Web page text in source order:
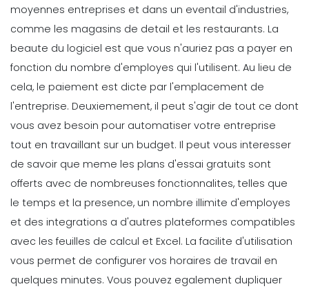
moyennes entreprises et dans un eventail d'industries,
comme les magasins de detail et les restaurants. La
beaute du logiciel est que vous n'auriez pas a payer en
fonction du nombre d'employes qui l'utilisent. Au lieu de
cela, le paiement est dicte par l'emplacement de
l'entreprise. Deuxiemement, il peut s'agir de tout ce dont
vous avez besoin pour automatiser votre entreprise
tout en travaillant sur un budget. Il peut vous interesser
de savoir que meme les plans d'essai gratuits sont
offerts avec de nombreuses fonctionnalites, telles que
le temps et la presence, un nombre illimite d'employes
et des integrations a d'autres plateformes compatibles
avec les feuilles de calcul et Excel. La facilite d'utilisation
vous permet de configurer vos horaires de travail en
quelques minutes. Vous pouvez egalement dupliquer